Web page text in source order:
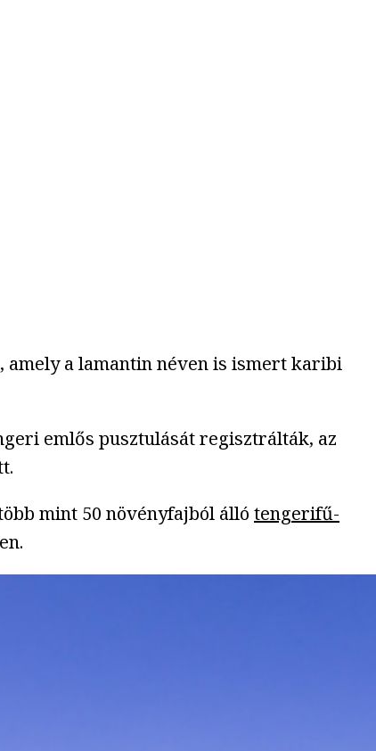
amely a lamantin néven is ismert karibi
emlős pusztulását regisztrálták, az
mint 50 növényfajból álló tengerifű-